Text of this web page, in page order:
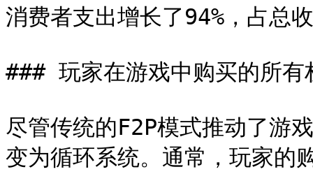
消费者支出增长了94%，占总
### 玩家在游戏中购买的所有
尽管传统的F2P模式推动了游
变为循环系统。通常，玩家的